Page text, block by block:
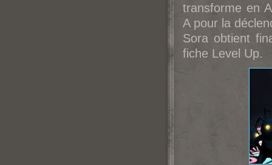
transforme en
A pour la
Sora obtient
fiche Level Up.